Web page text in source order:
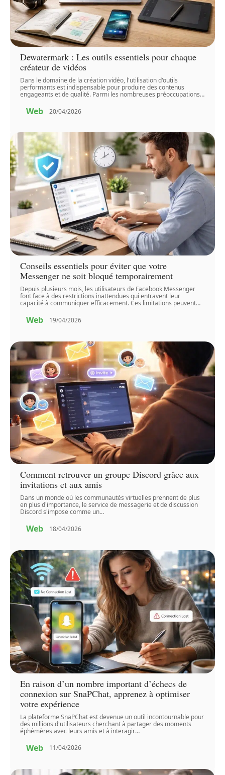
Dewatermark : Les outils essentiels pour chaque
créateur de vidéos
Dans le domaine de la création vidéo, l'utilisation d'outils
performants est indispensable pour produire des contenus
engageants et de qualité. Parmi les nombreuses préoccupations…
Web 20/04/2026
Conseils essentiels pour éviter que votre
Messenger ne soit bloqué temporairement
Depuis plusieurs mois, les utilisateurs de Facebook Messenger
font face à des restrictions inattendues qui entravent leur
capacité à communiquer efficacement. Ces limitations peuvent…
Web 19/04/2026
Comment retrouver un groupe Discord grâce aux
invitations et aux amis
Dans un monde où les communautés virtuelles prennent de plus
en plus d'importance, le service de messagerie et de discussion
Discord s'impose comme un…
Web 18/04/2026
En raison d’un nombre important d’échecs de
connexion sur SnaPChat, apprenez à optimiser
votre expérience
La plateforme SnaPChat est devenue un outil incontournable pour
des millions d'utilisateurs cherchant à partager des moments
éphémères avec leurs amis et à interagir…
Web 11/04/2026